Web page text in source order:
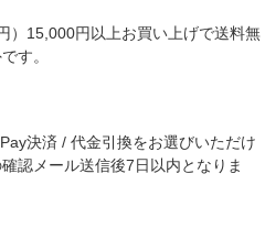
）15,000円以上お買い上げで送料無
す。
決済 / 代金引換をお選びいただけ
認メール送信後7日以内となりま